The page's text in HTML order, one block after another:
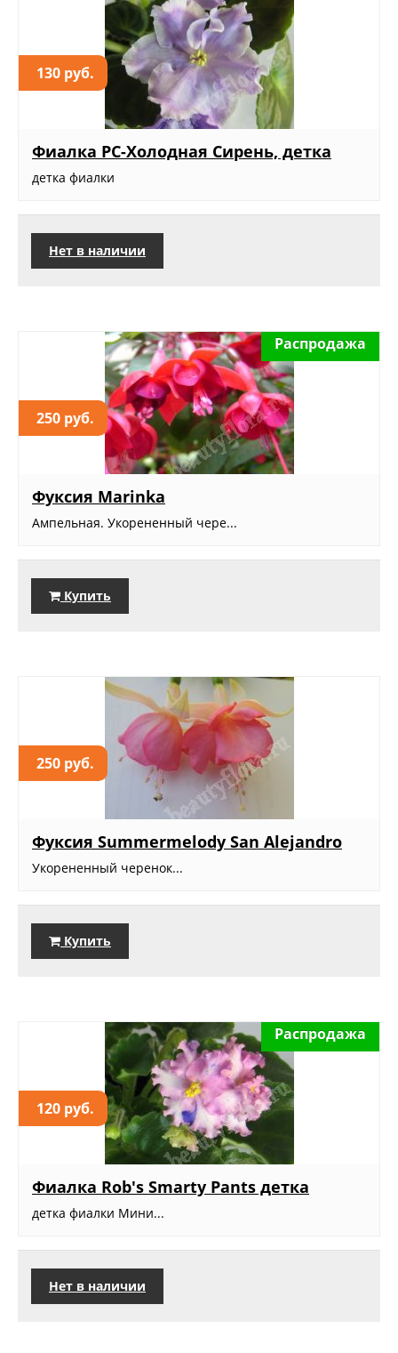
130 руб.
Фиалка РС-Холодная Сирень, детка
детка фиалки
Нет в наличии
250 руб.
Распродажа
Фуксия Marinka
Ампельная. Укорененный чере...
Купить
250 руб.
Фуксия Summermelody San Alejandro
Укорененный черенок...
Купить
120 руб.
Распродажа
Фиалка Rob's Smarty Pants детка
детка фиалки Мини...
Нет в наличии